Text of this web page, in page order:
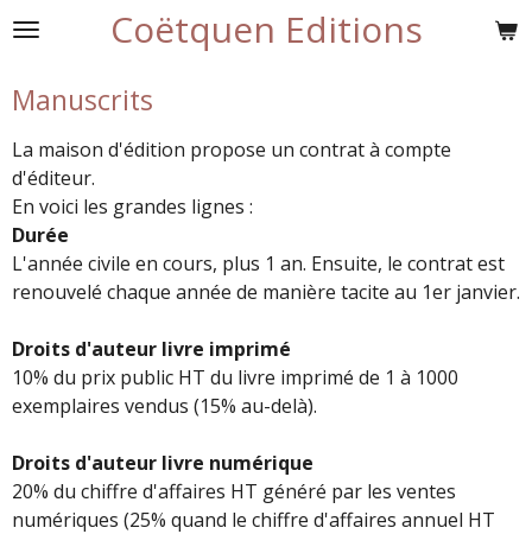
Passer
principal
Coëtquen Editions
Manuscrits
La maison d'édition propose un contrat à compte
d'éditeur.
En voici les grandes lignes :
Durée
L'année civile en cours, plus 1 an. Ensuite, le contrat est
renouvelé chaque année de manière tacite au 1er janvier.
Droits d'auteur livre imprimé
10% du prix public HT du livre imprimé de 1 à 1000
exemplaires vendus (15% au-delà).
Droits d'auteur livre numérique
20% du chiffre d'affaires HT généré par les ventes
numériques (25% quand le chiffre d'affaires annuel HT